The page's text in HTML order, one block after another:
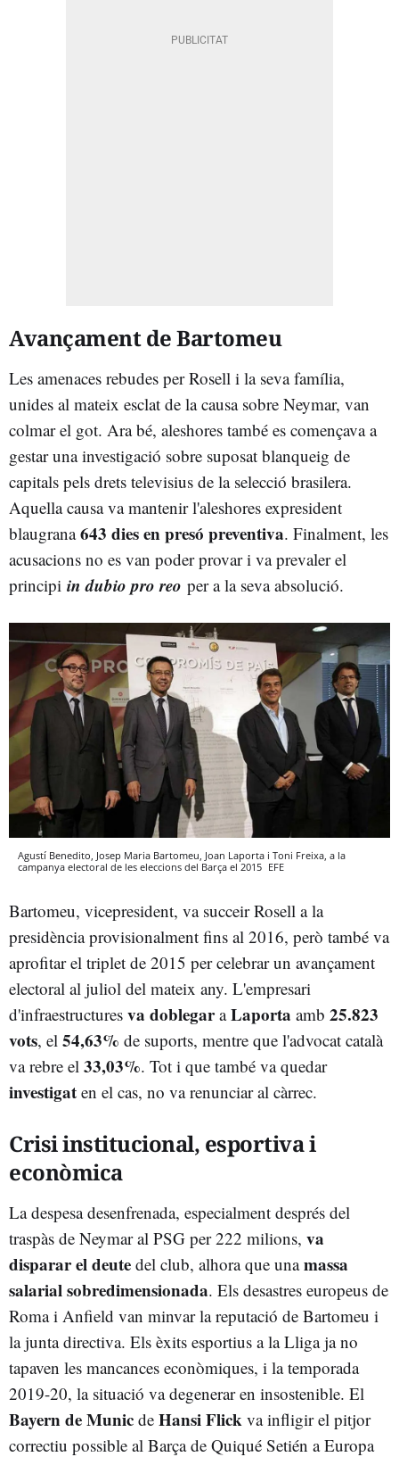
Avançament de Bartomeu
Les amenaces rebudes per Rosell i la seva família,
unides al mateix esclat de la causa sobre Neymar, van
colmar el got. Ara bé, aleshores també es començava a
gestar una investigació sobre suposat blanqueig de
capitals pels drets televisius de la selecció brasilera.
Aquella causa va mantenir l'aleshores expresident
blaugrana643 dies en presó preventiva. Finalment, les
acusacions no es van poder provar i va prevaler el
principi in dubio pro reo per a la seva absolució.
Agustí Benedito, Josep Maria Bartomeu, Joan Laporta i Toni Freixa, a la
campanya electoral de les eleccions del Barça el 2015 EFE
Bartomeu, vicepresident, va succeir Rosell a la
presidència provisionalment fins al 2016, però també va
aprofitar el triplet de 2015 per celebrar un avançament
electoral al juliol del mateix any. L'empresari
d'infraestructures va doblegaraLaporta amb 25.823
vots, el 54,63% de suports, mentre que l'advocat català
va rebre el 33,03%. Tot i que també va quedar
investigat en el cas, no va renunciar al càrrec.
Crisi institucional, esportiva i
econòmica
La despesa desenfrenada, especialment després del
traspàs de Neymar al PSG per 222 milions, va
disparar el deute del club, alhora que unamassa
salarial sobredimensionada. Els desastres europeus de
Roma i Anfield van minvar la reputació de Bartomeu i
la junta directiva. Els èxits esportius a la Lliga ja no
tapaven les mancances econòmiques, i la temporada
2019-20, la situació va degenerar en insostenible. El
Bayern de Munic de Hansi Flick va infligir el pitjor
correctiu possible al Barça de Quiqué Setién a Europa